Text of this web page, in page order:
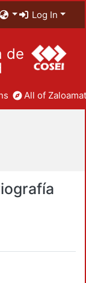
Log In
de
All of